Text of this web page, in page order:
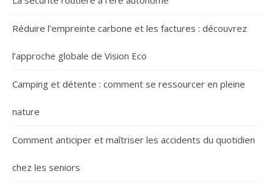
Réduire l’empreinte carbone et les factures : découvrez
l’approche globale de Vision Eco
Camping et détente : comment se ressourcer en pleine
nature
Comment anticiper et maîtriser les accidents du quotidien
chez les seniors